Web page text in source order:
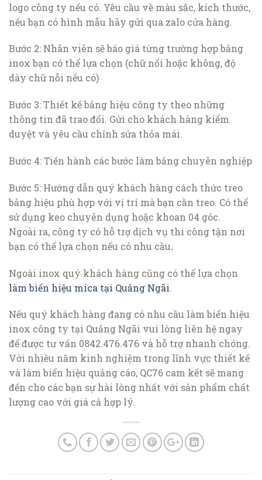
logo công ty nếu có. Yêu cầu về màu sắc, kích thước,
nếu bạn có hình mẫu hãy gửi qua zalo cửa hàng.
Bước 2: Nhân viên sẽ báo giá từng trường hợp bảng
inox bạn có thể lựa chọn (chữ nổi hoặc không, độ
dày chữ nỗi nếu có)
Bước 3: Thiết kế bảng hiệu công ty theo những
thông tin đã trao đổi. Gửi cho khách hàng kiểm
duyệt và yêu cầu chỉnh sửa thỏa mái.
Bước 4: Tiến hành các bước làm bảng chuyên nghiệp
Bước 5: Hướng dẫn quý khách hàng cách thức treo
bảng hiệu phù hợp với vị trí mà bạn cần treo. Có thể
sử dụng keo chuyên dụng hoặc khoan 04 góc.
Ngoài ra, công ty có hỗ trợ dịch vụ thi công tận nơi
bạn có thể lựa chọn nếu có nhu cầu.
Ngoài inox quý khách hàng cũng có thể lựa chọn
làm biển hiệu mica tại Quảng Ngãi.
Nếu quý khách hàng đang có nhu cầu làm biển hiệu
inox công ty tại Quảng Ngãi vui lòng liên hệ ngay
để được tư vấn 0842.476.476 và hỗ trợ nhanh chóng.
Với nhiều năm kinh nghiệm trong lĩnh vực thiết kế
và làm biển hiệu quảng cáo, QC76 cam kết sẽ mang
đến cho các bạn sự hài lòng nhất với sản phẩm chất
lượng cao với giá cả hợp lý.